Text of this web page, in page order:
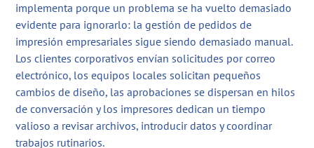
implementa porque un problema se ha vuelto demasiado
evidente para ignorarlo: la gestión de pedidos de
impresión empresariales sigue siendo demasiado manual.
Los clientes corporativos envían solicitudes por correo
electrónico, los equipos locales solicitan pequeños
cambios de diseño, las aprobaciones se dispersan en hilos
de conversación y los impresores dedican un tiempo
valioso a revisar archivos, introducir datos y coordinar
trabajos rutinarios.